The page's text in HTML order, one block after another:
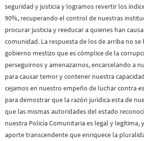
seguridad y justicia y logramos revertir los
90%, recuperando el control de nuestras
procurar justicia y reeducar a quienes han
comunidad. La respuesta de los de arriba no se
gobierno mestizo que es cómplice de la
perseguirnos y amenazarnos, encarcelando a
para causar temor y contener nuestra
cejamos en nuestro empeño de luchar contra
para demostrar que la razón jurídica esta de
que las mismas autoridades del estado
nuestra Policía Comunitaria es legal y legítima,
aporte transcendente que enriquece la